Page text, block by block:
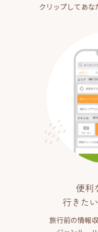
クリップしてあな
便利
行きた
旅行前の情報